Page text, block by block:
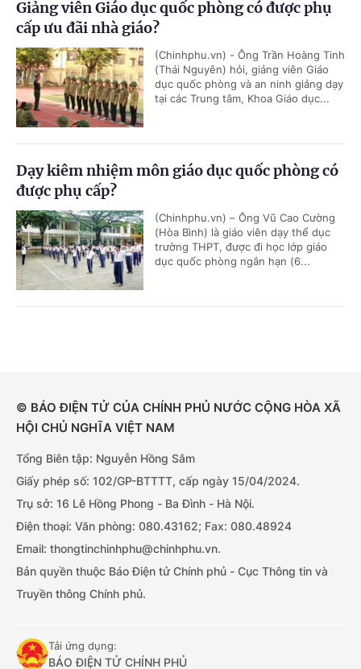
Giảng viên Giáo dục quốc phòng có được phụ
cấp ưu đãi nhà giáo?
(Chinhphu.vn) - Ông Trần Hoàng Tinh
(Thái Nguyên) hỏi, giảng viên Giáo
dục quốc phòng và an ninh giảng dạy
tại các Trung tâm, Khoa Giáo dục...
Dạy kiêm nhiệm môn giáo dục quốc phòng có
được phụ cấp?
(Chinhphu.vn) – Ông Vũ Cao Cường
(Hòa Bình) là giáo viên dạy thể dục
trường THPT, được đi học lớp giáo
dục quốc phòng ngắn hạn (6...
© BÁO ĐIỆN TỬ CỦA CHÍNH PHỦ NƯỚC CỘNG HÒA XÃ
HỘI CHỦ NGHĨA VIỆT NAM
Tổng Biên tập: Nguyễn Hồng Sâm
Giấy phép số: 102/GP-BTTTT, cấp ngày 15/04/2024.
Trụ sở: 16 Lê Hồng Phong - Ba Đình - Hà Nội.
Điện thoại: Văn phòng: 080.43162; Fax: 080.48924
Email: thongtinchinhphu@chinhphu.vn.
Bản quyền thuộc Báo Điện tử Chính phủ - Cục Thông tin và
Truyền thông Chính phủ.
Tải ứng dụng:
BÁO ĐIỆN TỬ CHÍNH PHỦ